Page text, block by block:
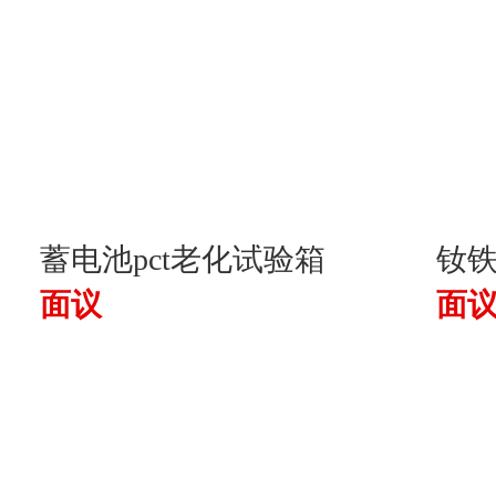
蓄电池pct老化试验箱
面议
钕
面